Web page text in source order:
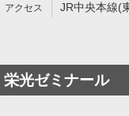
JR中央本線(
栄光ゼミナール